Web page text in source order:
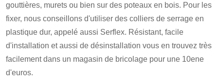
gouttières, murets ou bien sur des poteaux en bois. Pour les
fixer, nous conseillons d'utiliser des colliers de serrage en
plastique dur, appelé aussi Serflex. Résistant, facile
d'installation et aussi de désinstallation vous en trouvez très
facilement dans un magasin de bricolage pour une 10ene
d'euros.